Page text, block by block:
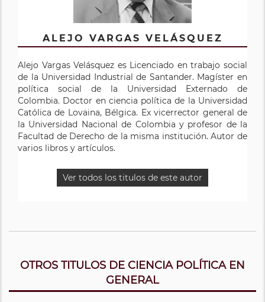
ALEJO VARGAS VELÁSQUEZ
Alejo Vargas Velásquez es Licenciado en trabajo social
de la Universidad Industrial de Santander. Magíster en
política social de la Universidad Externado de
Colombia. Doctor en ciencia política de la Universidad
Católica de Lovaina, Bélgica. Ex vicerrector general de
la Universidad Nacional de Colombia y profesor de la
Facultad de Derecho de la misma institución. Autor de
varios libros y artículos.
Ver todos los titulos de este autor
OTROS TITULOS DE CIENCIA POLÍTICA EN
GENERAL